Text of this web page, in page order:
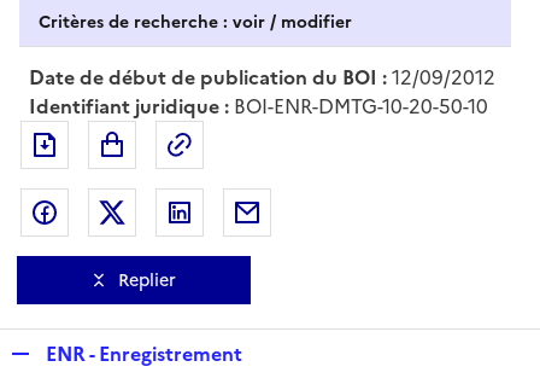
Critères de recherche : voir / modifier
Date de début de publication du BOI :12/09/2012
Identifiant juridique : BOI-ENR-DMTG-10-20-50-10
Exporter le document au format pdf
Partager sur Facebook
Partager sur Twitter
Partager sur LinkedIn
Replier
ENR - Enregistrement